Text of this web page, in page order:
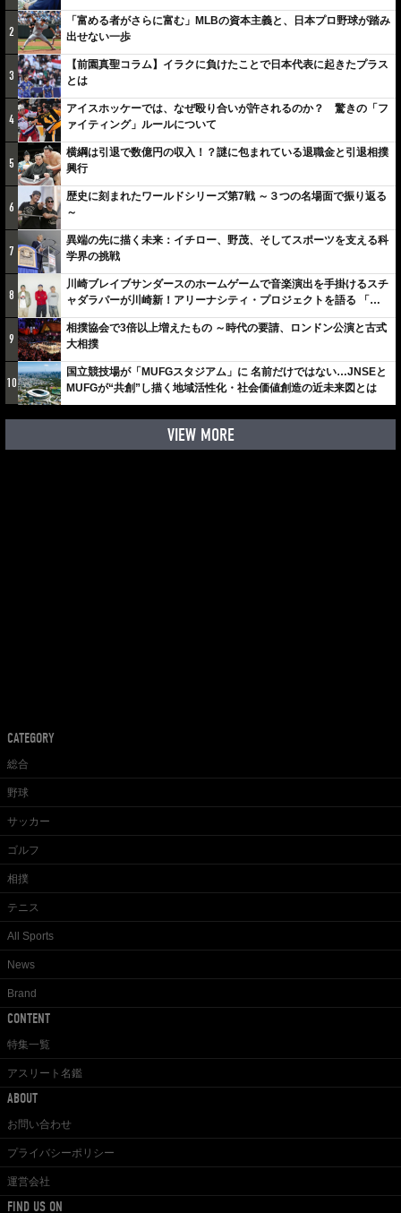
2
「富める者がさらに富む」MLBの資本主義と、日本プロ野球が踏み
出せない一歩
3
【前園真聖コラム】イラクに負けたことで日本代表に起きたプラス
とは
4
アイスホッケーでは、なぜ殴り合いが許されるのか？ 驚きの「フ
ァイティング」ルールについて
5
横綱は引退で数億円の収入！？謎に包まれている退職金と引退相撲
興行
6
歴史に刻まれたワールドシリーズ第7戦 ～３つの名場面で振り返る
～
7
異端の先に描く未来：イチロー、野茂、そしてスポーツを支える科
学界の挑戦
8
川崎ブレイブサンダースのホームゲームで音楽演出を手掛けるスチ
ャダラパーが川崎新！アリーナシティ・プロジェクトを語る 「楽
しみでしかないでしょ。川崎は、ずっと成長曲線だから」
9
相撲協会で3倍以上増えたもの ～時代の要請、ロンドン公演と古式
大相撲
10
国立競技場が「MUFGスタジアム」に 名前だけではない…JNSEと
MUFGが“共創”し描く地域活性化・社会価値創造の近未来図とは
VIEW MORE
CATEGORY
総合
野球
サッカー
ゴルフ
相撲
テニス
All Sports
News
Brand
CONTENT
特集一覧
アスリート名鑑
ABOUT
お問い合わせ
プライバシーポリシー
運営会社
FIND US ON